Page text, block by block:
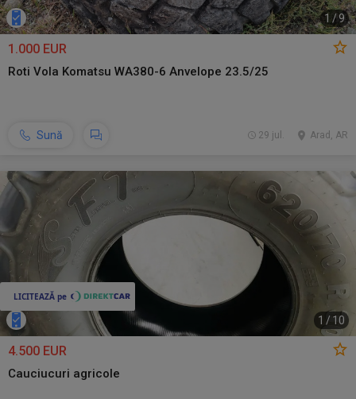
1 /9
1.000 EUR
Roti Vola Komatsu WA380-6 Anvelope 23.5/25
Sună Arad, AR
29 jul.
1 / 10
4.500 EUR
Cauciucuri agricole